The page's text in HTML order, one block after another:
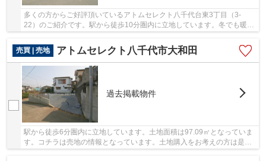
多くの方からご好評頂いているアトムセレクト八千代台東3丁目（3-
22）のご紹介です。駅から徒歩10分圏内に立地しています。冬でも暖か
売買 | 売地
アトムセレクト八千代市大和田
過去掲載物件
駅から徒歩6分圏内に立地しています。土地面積は97.09㎡となっていま
す。コチラは売地の情報となっています。土地購入をお考えの方は是
非。ライフスタイルに合った土地を、八千代市の...